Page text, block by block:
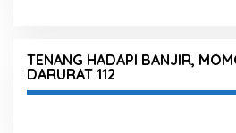
TENANG HADAPI BANJIR,
DARURAT 112